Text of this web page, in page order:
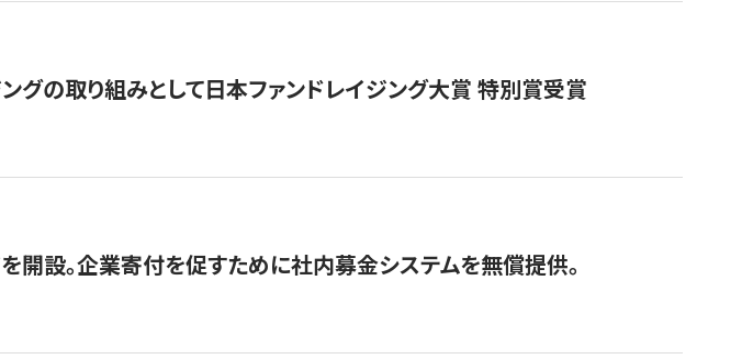
グの取り組みとして日本ファンドレイジング大賞 特別賞受賞
開設。企業寄付を促すために社内募金システムを無償提供。